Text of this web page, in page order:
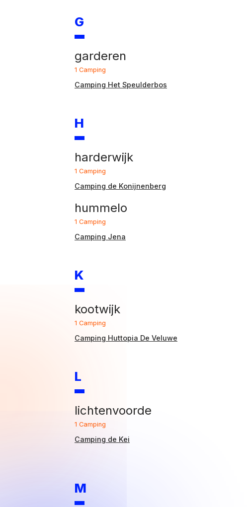
G
garderen
1 Camping
Camping Het Speulderbos
H
harderwijk
1 Camping
Camping de Konijnenberg
hummelo
1 Camping
Camping Jena
K
kootwijk
1 Camping
Camping Huttopia De Veluwe
L
lichtenvoorde
1 Camping
Camping de Kei
M